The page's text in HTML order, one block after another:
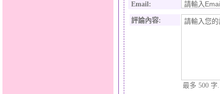
Email:
評論內容:
最多 500 字.